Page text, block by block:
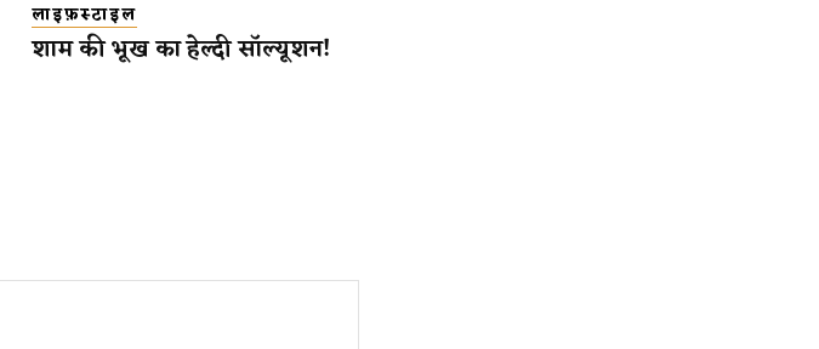
लाइफ़स्टाइल
शाम की भूख का हेल्दी सॉल्यूशन!